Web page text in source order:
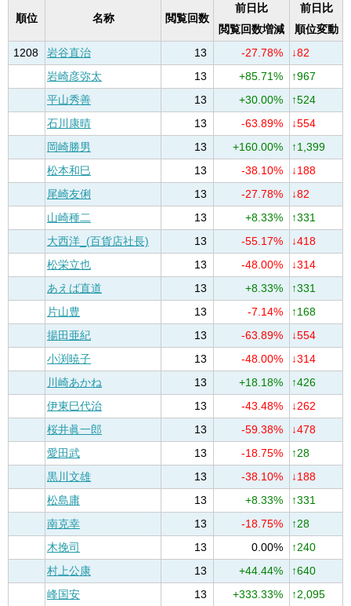
順位 名称 閲覧回数
前日比
閲覧回数増減
前日比
順位変動
1208
岩谷直治 13 -27.78%
↓82
岩崎彦弥太
13 +85.71%
↑967
平山秀善
13 +30.00%
↑524
石川康晴
13 -63.89%
↓554
岡崎勝男
13 +160.00%
↑1,399
松本和巳
13 -38.10%
↓188
尾崎友俐
13 -27.78%
↓82
山崎種二
13 +8.33%
↑331
大西洋_(百貨店社長)
13 -55.17%
↓418
松栄立也
13 -48.00%
↓314
あえば直道
13 +8.33%
↑331
片山豊
13 -7.14%
↑168
揚田亜紀
13 -63.89%
↓554
小渕暁子
13 -48.00%
↓314
川崎あかね
13 +18.18%
↑426
伊東巳代治
13 -43.48%
↓262
桜井眞一郎
13 -59.38%
↓478
愛田武
13 -18.75%
↑28
黒川文雄
13 -38.10%
↓188
松島庸
13 +8.33%
↑331
南克幸
13 -18.75%
↑28
木挽司
13 0.00%
↑240
村上公康
13 +44.44%
↑640
峰国安
13 +333.33%
↑2,095